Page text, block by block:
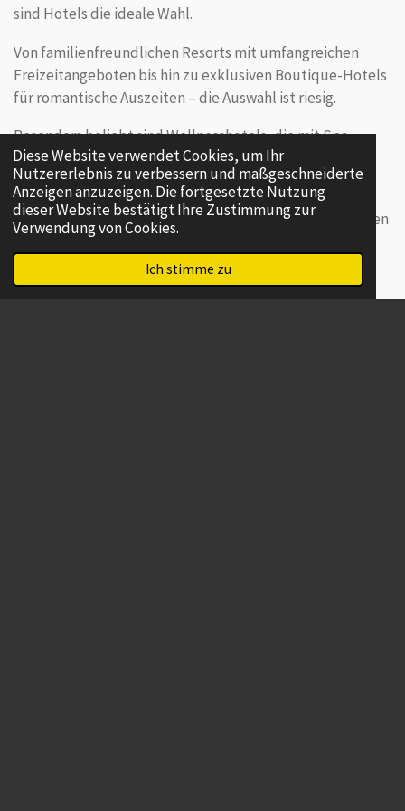
Diese Website verwendet Cookies, um Ihr
Nutzererlebnis zu verbessern und maßgeschneiderte
Anzeigen anzuzeigen. Die fortgesetzte Nutzung
dieser Website bestätigt Ihre Zustimmung zur
Verwendung von Cookies.
Ich stimme zu
sind Hotels die ideale Wahl.
Von familienfreundlichen Resorts mit umfangreichen
Freizeitangeboten bis hin zu exklusiven Boutique-Hotels
für romantische Auszeiten – die Auswahl ist riesig.
Besonders beliebt sind Wellnesshotels, die mit Spa-
Bereichen, Gourmetrestaurants und erstklassigem
Service punkten.
Ob in den Bergen, an der Küste oder in einer pulsierenden
Metropole – ein gutes Hotel macht Ihren Urlaub